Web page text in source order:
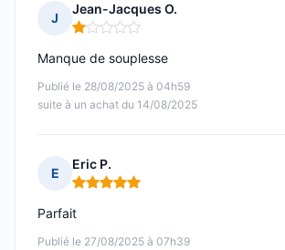
J
Jean-Jacques O.
Note : 1 sur 5
Publié le 28/08/2025 à 04h59
suite à un achat du 14/08/2025
Manque de souplesse
E
Eric P.
Note : 5 sur 5
Publié le 27/08/2025 à 07h39
Parfait